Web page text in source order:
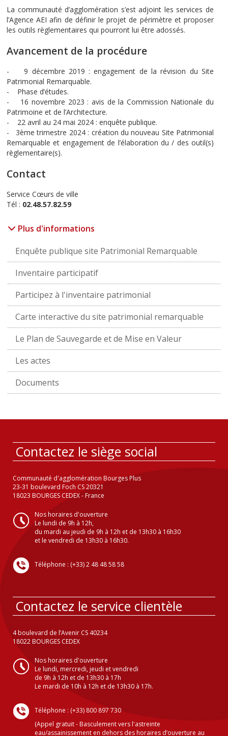
La communauté d’agglomération s’est adjoint les services de
l’Agence AEI afin de définir le projet de périmètre et proposer
les outils règlementaires qui pourront lui être adossés.
Avancement de la procédure
- 9 décembre 2019 : engagement de la révision du Site
Patrimonial Remarquable.
- Phase d’études.
- 16 novembre 2023 : avis de la Commission Nationale du
Patrimoine et de l’Architecture.
- 22 avril au 24 mai 2024 : enquête publique.
- 3ème trimestre 2024 : création du nouveau Site Patrimonial
Remarquable et engagement de l’élaboration du / des outil(s)
règlementaire(s).
Contact
Service Cœurs de ville
Tél : 02.48.57.82.59
Plus d'informations
Enquête publique site Patrimonial Remarquable
Inventaire participatif
Participez à l'inventaire patrimonial
Carte interactive du site patrimonial remarquable
Le Plan de Sauvegarde et de Mise en Valeur
Les actes
Documents
Contactez le siège social
Communauté d'agglomération Bourges Plus
23-31 boulevard Foch CS 20321
18023 BOURGES CEDEX - France
Nos horaires d'ouverture
Le lundi de 9h à 12h,
du mardi au jeudi de 9h à 12h et de 13h30 à 16h30
et le vendredi de 13h30 à 16h30.
Téléphone : (+33) 2 48 48 58 58
Contactez le service clientèle
4 boulevard de l’Avenir CS 40234
18022 BOURGES CEDEX
Nos horaires d'ouverture
Le lundi, mercredi, jeudi et vendredi
de 9h à 12h et de 13h30 à 17h
Le mardi de 10h à 12h et de 13h30 à 17h.
Téléphone : (+33) 800 897 730
(Appel gratuit - Basculement vers l'astreinte
eau/assainissement en dehors des horaires d’ouverture au